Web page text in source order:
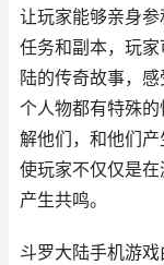
让玩家能够亲身
任务和副本，玩
陆的传奇故事，
个人物都有特殊
解他们，和他们产
使玩家不仅仅是
产生共鸣。
斗罗大陆手机游